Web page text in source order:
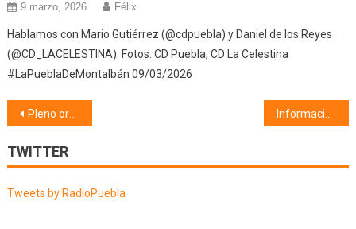
9 marzo, 2026 Félix
Hablamos con Mario Gutiérrez (@cdpuebla) y Daniel de los Reyes
(@CD_LACELESTINA). Fotos: CD Puebla, CD La Celestina
#LaPueblaDeMontalbán 09/03/2026
Navegación
de
entradas
Pleno ordinario (14/09/21) Información Municipal (17/09/21)
TWITTER
Tweets by RadioPuebla